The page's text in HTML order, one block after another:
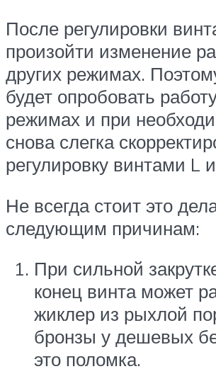
После регулировки
произойти изменение
других режимах.
будет опробовать
режимах и при
снова слегка
регулировку винтами L
Не всегда стоит это
следующим причинам:
При сильной
конец винта может
жиклер из рыхлой
бронзы у дешевых
это поломка.